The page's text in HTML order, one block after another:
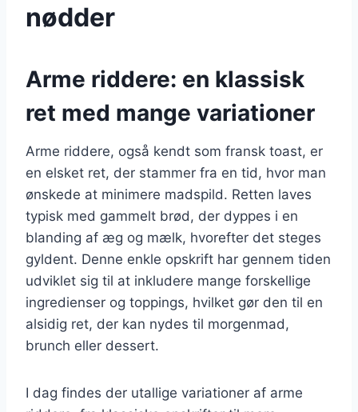
nødder
Arme riddere: en klassisk
ret med mange variationer
Arme riddere, også kendt som fransk toast, er
en elsket ret, der stammer fra en tid, hvor man
ønskede at minimere madspild. Retten laves
typisk med gammelt brød, der dyppes i en
blanding af æg og mælk, hvorefter det steges
gyldent. Denne enkle opskrift har gennem tiden
udviklet sig til at inkludere mange forskellige
ingredienser og toppings, hvilket gør den til en
alsidig ret, der kan nydes til morgenmad,
brunch eller dessert.
I dag findes der utallige variationer af arme